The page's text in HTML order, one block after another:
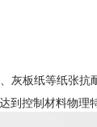
板纸等纸张抗
到控制材料物理